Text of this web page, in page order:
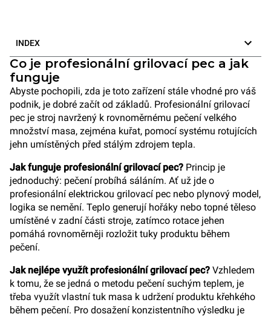
INDEX
Co je profesionální grilovací pec a jak
funguje
Abyste pochopili, zda je toto zařízení stále vhodné pro váš
podnik, je dobré začít od základů. Profesionální grilovací
pec je stroj navržený k rovnoměrnému pečení velkého
množství masa, zejména kuřat, pomocí systému rotujících
jehn umístěných před stálým zdrojem tepla.
Jak funguje profesionální grilovací pec? Princip je
jednoduchý: pečení probíhá sáláním. Ať už jde o
profesionální elektrickou grilovací pec nebo plynový model,
logika se nemění. Teplo generují hořáky nebo topné těleso
umístěné v zadní části stroje, zatímco rotace jehen
pomáhá rovnoměrněji rozložit tuky produktu během
pečení.
Jak nejlépe využít profesionální grilovací pec? Vzhledem
k tomu, že se jedná o metodu pečení suchým teplem, je
třeba využít vlastní tuk masa k udržení produktu křehkého
během pečení. Pro dosažení konzistentního výsledku je